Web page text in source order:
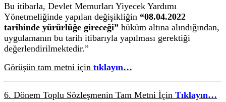
Bu itibarla, Devlet Memurları Yiyecek Yardımı
Yönetmeliğinde yapılan değişikliğin “08.04.2022
tarihinde yürürlüğe gireceği” hüküm altına alındığından,
uygulamanın bu tarih itibarıyla yapılması gerektiği
değerlendirilmektedir.”
Görüşün tam metni için tıklayın…
6. Dönem Toplu Sözleşmenin Tam Metni İçin Tıklayın…